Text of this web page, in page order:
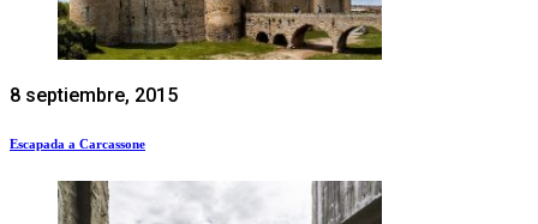
8 septiembre, 2015
Escapada a Carcassone